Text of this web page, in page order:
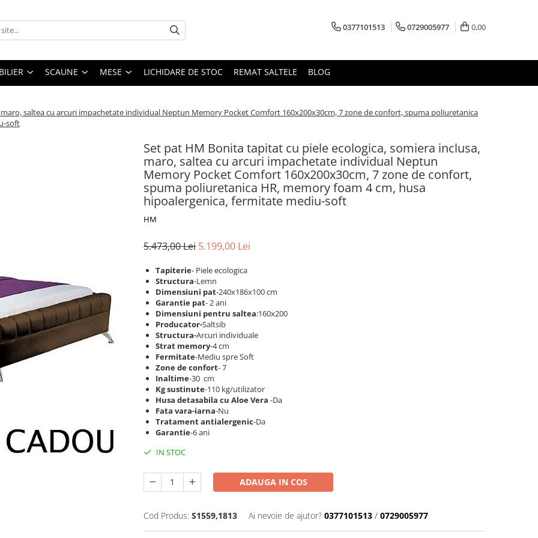
0377101513 0729005977 0,00
SCAUNE MESE LICHIDARE DE STOC REMAT SALTELE BLOG
saltea cu arcuri impachetate individual Neptun Memory Pocket Comfort 160x200x30cm, 7 zone de confort, spuma poliuretanica
soft
Set pat HM Bonita tapitat cu piele ecologica, somiera inclusa,
maro, saltea cu arcuri impachetate individual Neptun
Memory Pocket Comfort 160x200x30cm, 7 zone de confort,
spuma poliuretanica HR, memory foam 4 cm, husa
hipoalergenica, fermitate mediu-soft
HM
5.473,00 Lei 5.199,00 Lei
Tapiterie- Piele ecologica
Structura-Lemn
Dimensiuni pat-240x186x100 cm
Garantie pat- 2 ani
Dimensiuni pentru saltea:160x200
Producator-Saltsib
Structura-Arcuri individuale
Strat memory-4 cm
Fermitate-Mediu spre Soft
Zone de confort- 7
Inaltime-30 cm
Kg sustinute-110 kg/utilizator
Husa detasabila cu Aloe Vera -Da
Fata vara-iarna-Nu
Tratament antialergenic-Da
Garantie-6 ani
IN STOC
ADAUGA IN COS
Cod Produs: S1559,1813 Ai nevoie de ajutor? 0377101513 / 0729005977